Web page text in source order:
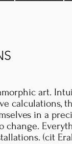
art.
calculations,
in a
change.
(cit